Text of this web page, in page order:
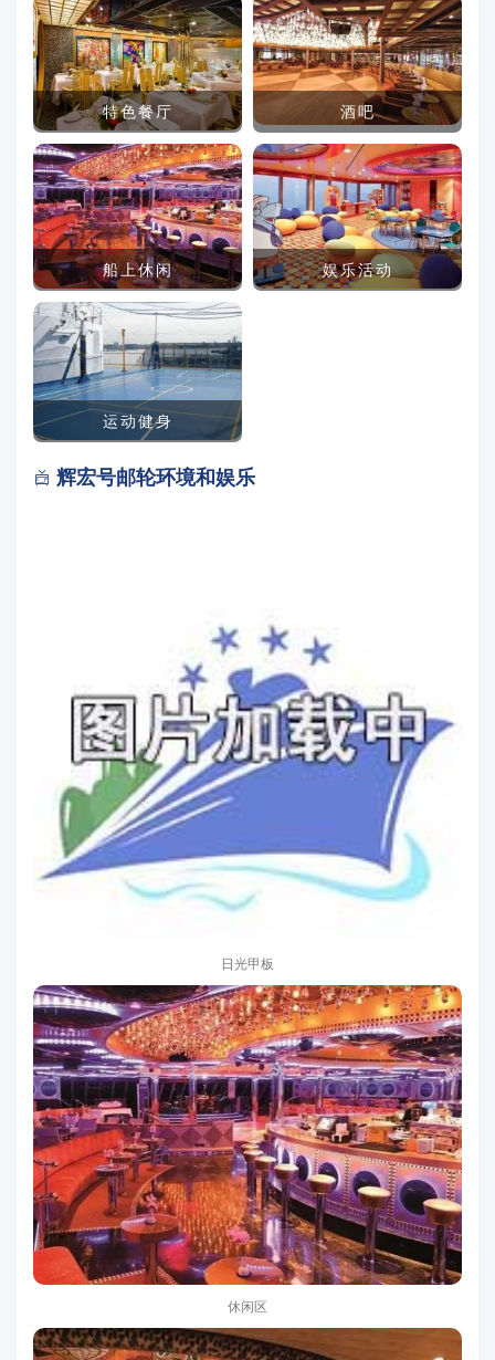
特色餐厅 酒吧
船上休闲 娱乐活动
运动健身
 辉宏号邮轮环境和娱乐
日光甲板
休闲区